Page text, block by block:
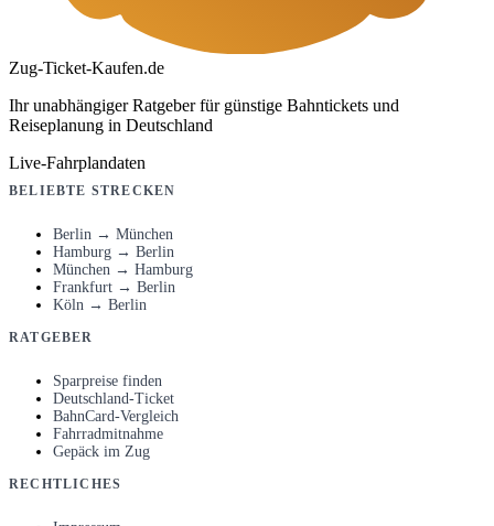
Zug-Ticket-Kaufen.de
Ihr unabhängiger Ratgeber für günstige Bahntickets und
Reiseplanung in Deutschland
Live-Fahrplandaten
BELIEBTE STRECKEN
Berlin → München
Hamburg → Berlin
München → Hamburg
Frankfurt → Berlin
Köln → Berlin
RATGEBER
Sparpreise finden
Deutschland-Ticket
BahnCard-Vergleich
Fahrradmitnahme
Gepäck im Zug
RECHTLICHES